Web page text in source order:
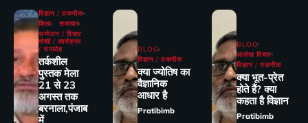
विज्ञान / तकनीक
शिक्षा
समाचार
सम्मेलन / विचार
गोष्ठी / कार्यक्रम
/ समारोह
तर्कशील
पुस्तक मेला
21 से 23
अगस्त तक
बरनाला,पंजाब
में
BLOG
विज्ञान / तकनीक
क्या ज्योतिष का
वैज्ञानिक
आधार है
Pratibimb
BLOG
आलेख विचार
विज्ञान / तकनीक
क्या भूत-प्रेत
होते हैं? क्या
कहता है विज्ञान
Pratibimb